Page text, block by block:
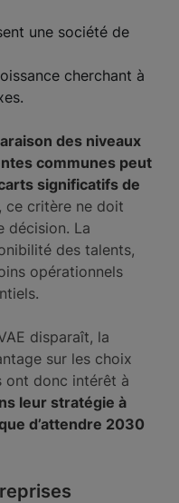
une société de
cherchant à
des niveaux
communes peut
significatifs de
ce critère ne doit
décision. La
des talents,
opérationnels
disparaît, la
sur les choix
ont donc intérêt à
leur stratégie à
d’attendre 2030